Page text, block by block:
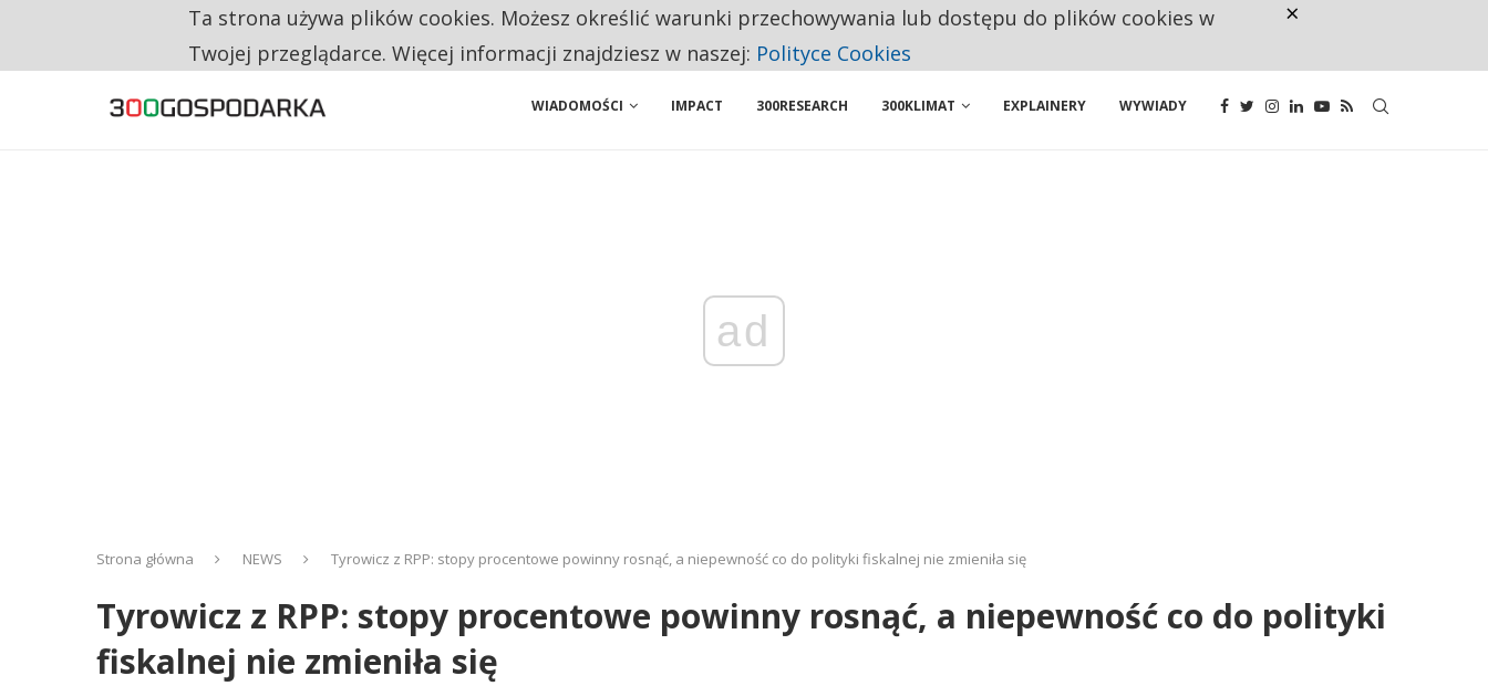
RESTRYKCJE CHIN UDERZAJĄ W EUROPEJSKI PRZEMYSŁ. NA LIŚCIE SĄ DWA PODMIOTY Z POLSKI
WIADOMOŚCI IMPACT 300RESEARCH 300KLIMAT EXPLAINERY WYWIADY
ad
Strona główna NEWS Tyrowicz z RPP: stopy procentowe powinny rosnąć, a niepewność co do polityki fiskalnej nie zmieniła się
Tyrowicz z RPP: stopy procentowe powinny rosnąć, a niepewność co do polityki
fiskalnej nie zmieniła się
Ta strona używa plików cookies. Możesz określić warunki przechowywania lub dostępu do plików cookies w
Twojej przeglądarce. Więcej informacji znajdziesz w naszej: Polityce Cookies
×